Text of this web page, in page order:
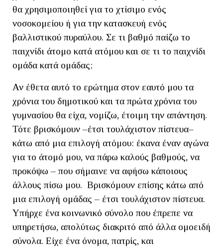
θα χρησιμοποιηθεί για το χτίσιμο ενός
νοσοκομείου ή για την κατασκευή ενός
βαλλιστικού πυραύλου. Σε τι βαθμό παίζω το
παιχνίδι άτομο κατά ατόμου και σε τι το παιχνίδι
ομάδα κατά ομάδας;
Αν έθετα αυτό το ερώτημα στον εαυτό μου τα
χρόνια του δημοτικού και τα πρώτα χρόνια του
γυμνασίου θα είχα, νομίζω, έτοιμη την απάντηση.
Τότε βρισκόμουν –έτσι τουλάχιστον πίστευα–
κάτω από μια επιλογή ατόμου: έκανα έναν αγώνα
για το άτομό μου, να πάρω καλούς βαθμούς, να
προκόψω – που σήμαινε να αφήσω κάποιους
άλλους πίσω μου. Βρισκόμουν επίσης κάτω από
μια επιλογή ομάδας – έτσι τουλάχιστον πίστευα.
Υπήρχε ένα κοινωνικό σύνολο που έπρεπε να
υπηρετήσω, απολύτως διακριτό από άλλα ομοειδή
σύνολα. Είχε ένα όνομα, πατρίς, και